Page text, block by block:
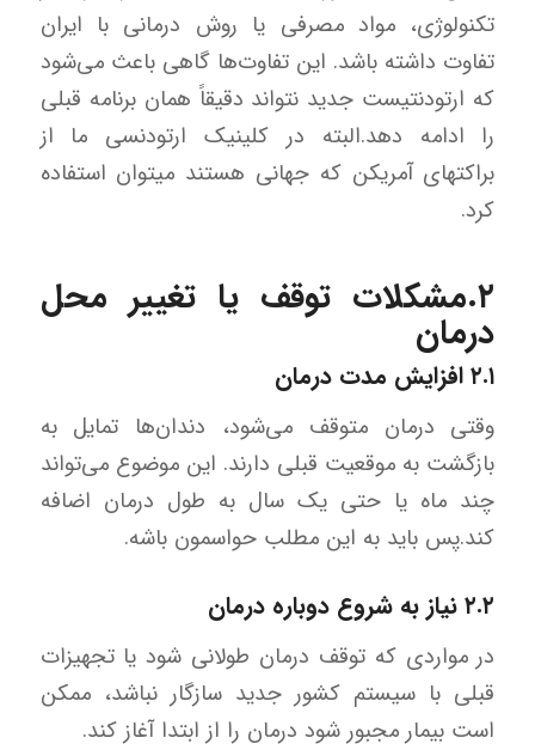
تکنولوژی، مواد مصرفی یا روش درمانی با ایران
تفاوت داشته باشد. این تفاوت‌ها گاهی باعث می‌شود
که ارتودنتیست جدید نتواند دقیقاً همان برنامه قبلی
را ادامه دهد.البته در کلینیک ارتودنسی ما از
براکتهای آمریکن که جهانی هستند میتوان استفاده
کرد.
۲.مشکلات توقف یا تغییر محل
درمان
۲.۱ افزایش مدت درمان
وقتی درمان متوقف می‌شود، دندان‌ها تمایل به
بازگشت به موقعیت قبلی دارند. این موضوع می‌تواند
چند ماه یا حتی یک سال به طول درمان اضافه
کند.پس باید به این مطلب حواسمون باشه.
۲.۲ نیاز به شروع دوباره درمان
در مواردی که توقف درمان طولانی شود یا تجهیزات
قبلی با سیستم کشور جدید سازگار نباشد، ممکن
است بیمار مجبور شود درمان را از ابتدا آغاز کند.